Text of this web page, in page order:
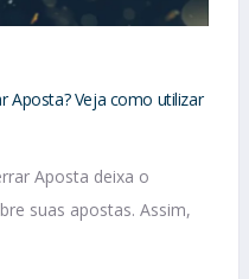
Aposta? Veja como utilizar
Aposta deixa o
suas apostas. Assim,